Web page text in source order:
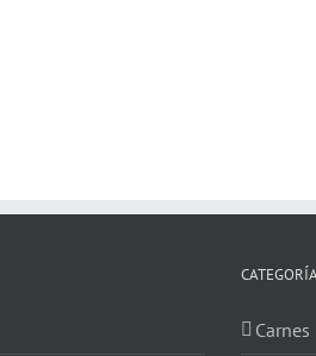
Carnes